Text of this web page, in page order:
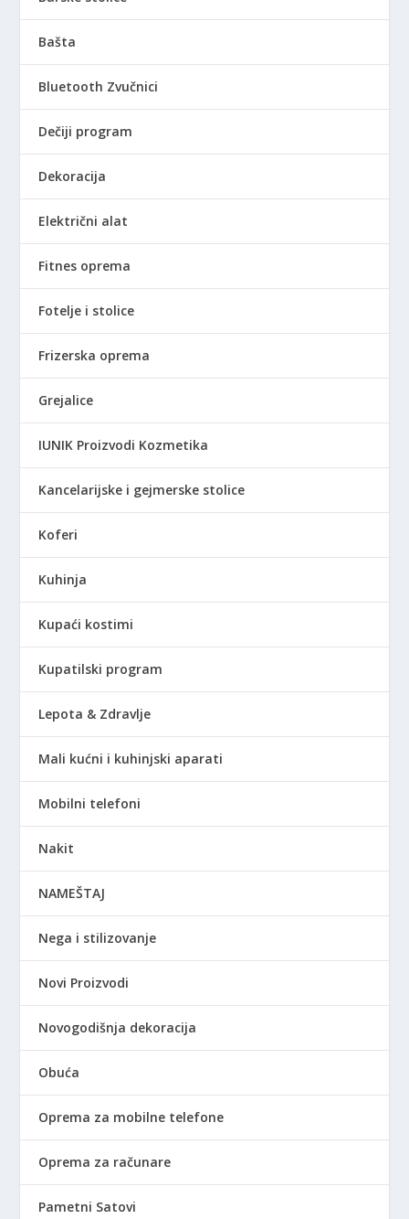
Bašta
Bluetooth Zvučnici
Dečiji program
Dekoracija
Električni alat
Fitnes oprema
Fotelje i stolice
Frizerska oprema
Grejalice
IUNIK Proizvodi Kozmetika
Kancelarijske i gejmerske stolice
Koferi
Kuhinja
Kupaći kostimi
Kupatilski program
Lepota & Zdravlje
Mali kućni i kuhinjski aparati
Mobilni telefoni
Nakit
NAMEŠTAJ
Nega i stilizovanje
Novi Proizvodi
Novogodišnja dekoracija
Obuća
Oprema za mobilne telefone
Oprema za računare
Pametni Satovi